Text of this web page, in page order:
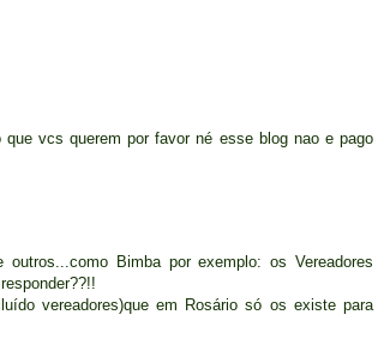
vcs querem por favor né esse blog nao e pago
Bimba por exemplo: os Vereadores
vereadores)que em Rosário só os existe para